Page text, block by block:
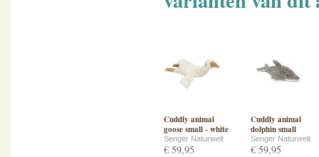
Cuddly animal
goose small - white
Senger Naturwelt
€ 59,95
Cuddly animal
dolphin small
Senger Naturwelt
€ 59,95